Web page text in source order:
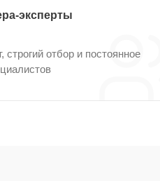
эксперты
строгий отбор и постоянное